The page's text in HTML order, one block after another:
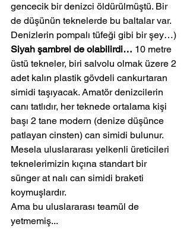
gencecik bir denizci öldürülmüştü. Bir
de düşünün teknelerde bu baltalar var.
Denizlerin pompalı tüfeği gibi bir şey…)
Siyah şambrel de olabilirdi… 10 metre
üstü tekneler, biri salvolu olmak üzere 2
adet kalın plastik gövdeli cankurtaran
simidi taşıyacak. Amatör denizcilerin
canı tatlıdır, her teknede ortalama kişi
başı 2 tane modern (denize düşünce
patlayan cinsten) can simidi bulunur.
Mesela uluslararası yelkenli üreticileri
teknelerimizin kıçına standart bir
sünger at nalı can simidi braketi
koymuşlardır.
Ama bu uluslararası teamül de
yetmemiş...